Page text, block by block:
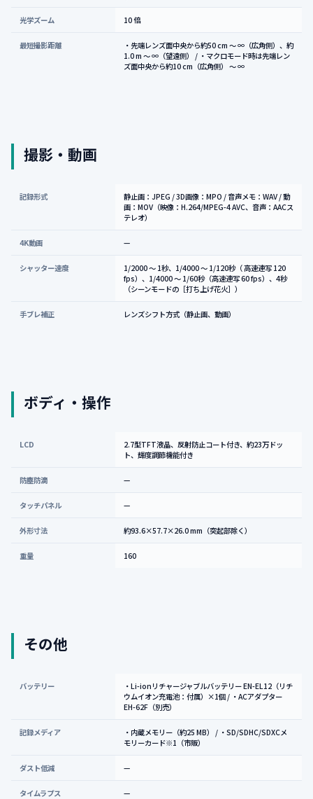
光学ズーム 10 倍
最短撮影距離
・先端レンズ面中央から約50 cm ～ ∞（広角側）、約
1.0 m ～ ∞（望遠側） / ・マクロモード時は先端レン
ズ面中央から約10 cm（広角側） ～ ∞
撮影・動画
記録形式
静止画：JPEG / 3D画像：MPO / 音声メモ：WAV / 動
画：MOV（映像：H.264/MPEG-4 AVC、音声：AACス
テレオ）
4K動画 —
シャッター速度
1/2000 ～ 1秒、1/4000 ～ 1/120秒（ 高速連写 120
fps）、1/4000 ～ 1/60秒（高速連写 60 fps）、4秒
（シーンモードの［打ち上げ花火］）
手ブレ補正 レンズシフト方式（静止画、動画）
ボディ・操作
LCD
2.7型TFT液晶、反射防止コート付き、約23万ドッ
ト、輝度調節機能付き
防塵防滴 —
タッチパネル —
外形寸法 約93.6×57.7×26.0 mm（突起部除く）
重量 160
その他
バッテリー
・Li-ionリチャージャブルバッテリー EN-EL12（リチ
ウムイオン充電池：付属）×1個 / ・ACアダプター
EH-62F（別売）
記録メディア
・内蔵メモリー（約25 MB） / ・SD/SDHC/SDXCメ
モリーカード※1（市販）
ダスト低減 —
タイムラプス —